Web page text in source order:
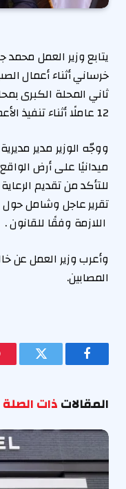
يتابع وزير العمل
خرساني أثناء أعمال
ثاني المحلة الكبرى
12 عاملًا أثناء تنفيذ الأعمال.
ووجّه الوزير مدير
ميدانيًا على أرض
للتأكد من تقديم
تقرير عاجل وشامل حول
اللازمة وفقًا للقانون .
وأعرب وزير العمل عن
المصابين.
فيسبوك تويتر
المقالاتذات الصلة